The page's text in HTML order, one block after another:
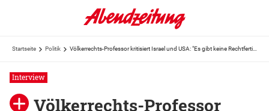
Startseite Politik
Interview
Völkerrechts-Professor